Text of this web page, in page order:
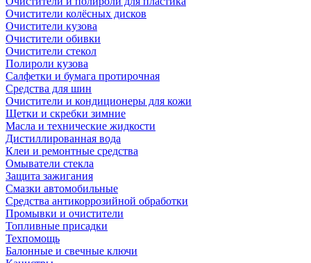
Очистители колёсных дисков
Очистители кузова
Очистители обивки
Очистители стекол
Полироли кузова
Салфетки и бумага протирочная
Средства для шин
Очистители и кондиционеры для кожи
Щетки и скребки зимние
Масла и технические жидкости
Дистиллированная вода
Клеи и ремонтные средства
Омыватели стекла
Защита зажигания
Смазки автомобильные
Средства антикоррозийной обработки
Промывки и очистители
Топливные присадки
Техпомощь
Балонные и свечные ключи